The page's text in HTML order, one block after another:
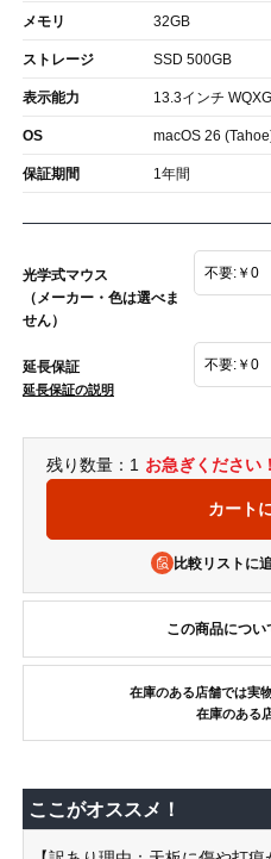
メモリ 32GB
ストレージ SSD 500GB
表示能力 13.3インチ
OS macOS 26
保証期間 1年間
光学式マウス
（メーカー・色は選べま
せん）
延長保証
延長保証の説明
残り数量：1 お急ぎください！
比較リストに
この商品につい
在庫のある店舗では実
在庫のある
ここがオススメ！